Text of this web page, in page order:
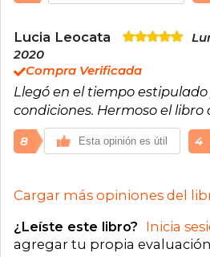
Lucia Leocata
2020
Compra Verificada
Llegó en el tiempo
condiciones. Hermoso el libro
8 Esta opinión es útil 4
Cargar más opiniones del
¿Leíste este libro? Inicia
agregar tu propia evaluación